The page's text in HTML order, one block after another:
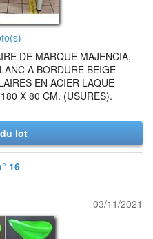
DE MARQUE MAJENCIA,
A BORDURE BEIGE
EN ACIER LAQUE
X 80 CM. (USURES).
lot
16
03/11/2021